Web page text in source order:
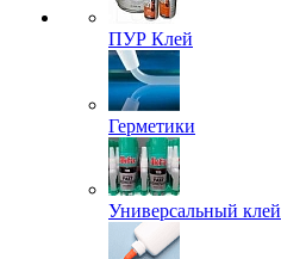
ПУР Клей
Герметики
Универсальный клей